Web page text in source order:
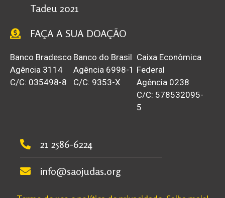
Tadeu 2021
FAÇA A SUA DOAÇÃO
Banco Bradesco
Agência 3114
C/C: 035498-8
Banco do Brasil
Agência 6998-1
C/C: 9353-X
Caixa Econômica
Federal
Agência 0238
C/C: 578532095-
5
21 2586-6224
info@saojudas.org